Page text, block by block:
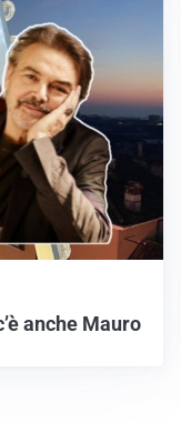
anche Mauro